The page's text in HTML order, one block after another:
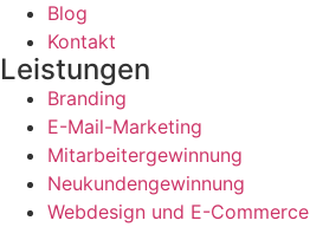
Blog
Kontakt
Leistungen
Branding
E-Mail-Marketing
Mitarbeitergewinnung
Neukundengewinnung
Webdesign und E-Commerce